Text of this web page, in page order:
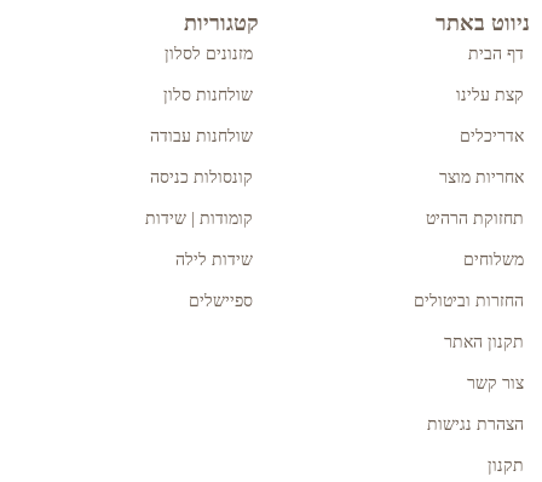
ניווט באתר
דף הבית
קצת עלינו
אדריכלים
אחריות מוצר
תחזוקת הרהיט
משלוחים
החזרות וביטולים
תקנון האתר
צור קשר
הצהרת נגישות
תקנון
קטגוריות
מזנונים לסלון
שולחנות סלון
שולחנות עבודה
קונסולות כניסה
קומודות | שידות
שידות לילה
ספיישלים